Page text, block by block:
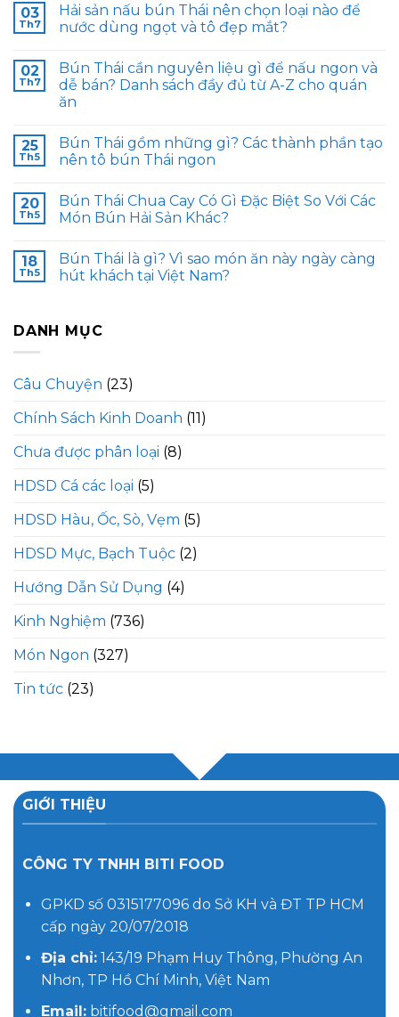
03
Th7
Hải sản nấu bún Thái nên chọn loại nào để
nước dùng ngọt và tô đẹp mắt?
02
Th7
Bún Thái cần nguyên liệu gì để nấu ngon và
dễ bán? Danh sách đầy đủ từ A-Z cho quán
ăn
25
Th5
Bún Thái gồm những gì? Các thành phần tạo
nên tô bún Thái ngon
20
Th5
Bún Thái Chua Cay Có Gì Đặc Biệt So Với Các
Món Bún Hải Sản Khác?
18
Th5
Bún Thái là gì? Vì sao món ăn này ngày càng
hút khách tại Việt Nam?
DANH MỤC
Câu Chuyện (23)
Chính Sách Kinh Doanh (11)
Chưa được phân loại (8)
HDSD Cá các loại (5)
HDSD Hàu, Ốc, Sò, Vẹm (5)
HDSD Mực, Bạch Tuộc (2)
Hướng Dẫn Sử Dụng (4)
Kinh Nghiệm (736)
Món Ngon (327)
Tin tức (23)
GIỚI THIỆU
CÔNG TY TNHH BITI FOOD
GPKD số 0315177096 do Sở KH và ĐT TP HCM
cấp ngày 20/07/2018
Địa chỉ:143/19 Phạm Huy Thông, Phường An
Nhơn, TP Hồ Chí Minh, Việt Nam
Email:bitifood@gmail.com